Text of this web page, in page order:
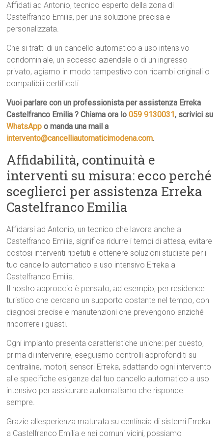
Affidati ad Antonio, tecnico esperto della zona di
Castelfranco Emilia, per una soluzione precisa e
personalizzata.
Che si tratti di un cancello automatico a uso intensivo
condominiale, un accesso aziendale o di un ingresso
privato, agiamo in modo tempestivo con ricambi originali o
compatibili certificati.
Vuoi parlare con un professionista per assistenza Erreka
Castelfranco Emilia ? Chiama ora lo059 9130031, scrivici su
WhatsApp o manda una mail a
intervento@cancelliautomaticimodena.com.
Affidabilità, continuità e
interventi su misura: ecco perché
sceglierci per assistenza Erreka
Castelfranco Emilia
Affidarsi ad Antonio, un tecnico che lavora anche a
Castelfranco Emilia, significa ridurre i tempi di attesa, evitare
costosi interventi ripetuti e ottenere soluzioni studiate per il
tuo cancello automatico a uso intensivo Erreka a
Castelfranco Emilia.
Il nostro approccio è pensato, ad esempio, per residence
turistico che cercano un supporto costante nel tempo, con
diagnosi precise e manutenzioni che prevengono anziché
rincorrere i guasti.
Ogni impianto presenta caratteristiche uniche: per questo,
prima di intervenire, eseguiamo controlli approfonditi su
centraline, motori, sensori Erreka, adattando ogni intervento
alle specifiche esigenze del tuo cancello automatico a uso
intensivo per assicurare automatismo che risponde
sempre.
Grazie allesperienza maturata su centinaia di sistemi Erreka
a Castelfranco Emilia e nei comuni vicini, possiamo